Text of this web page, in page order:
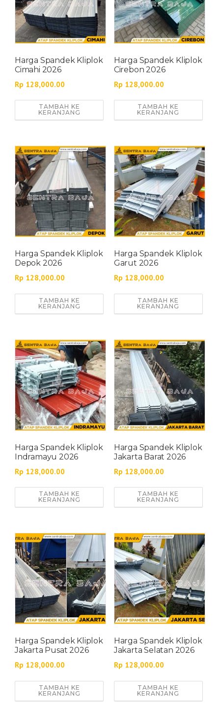
Harga Spandek Kliplok
Cimahi 2026
Rp 128,000.00
TAMBAH KE
KERANJANG
Harga Spandek Kliplok
Cirebon 2026
Rp 128,000.00
TAMBAH KE
KERANJANG
Harga Spandek Kliplok
Depok 2026
Rp 128,000.00
TAMBAH KE
KERANJANG
Harga Spandek Kliplok
Garut 2026
Rp 128,000.00
TAMBAH KE
KERANJANG
Harga Spandek Kliplok
Indramayu 2026
Rp 128,000.00
TAMBAH KE
KERANJANG
Harga Spandek Kliplok
Jakarta Barat 2026
Rp 128,000.00
TAMBAH KE
KERANJANG
Harga Spandek Kliplok
Jakarta Pusat 2026
Rp 128,000.00
TAMBAH KE
KERANJANG
Harga Spandek Kliplok
Jakarta Selatan 2026
Rp 128,000.00
TAMBAH KE
KERANJANG